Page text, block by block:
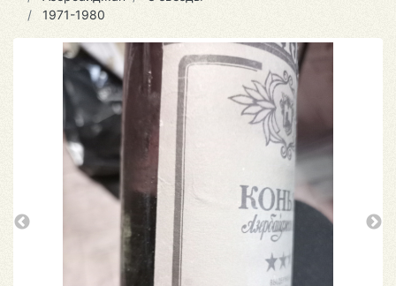
1971-1980